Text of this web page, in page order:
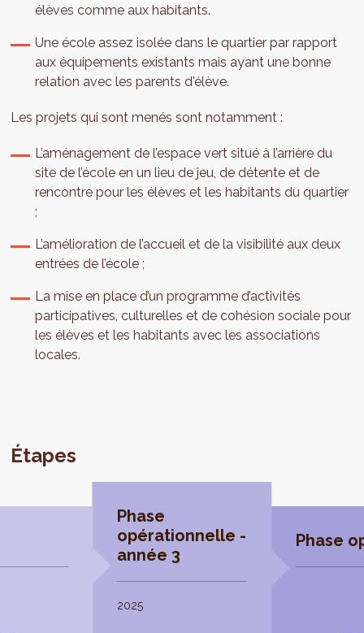
élèves comme aux habitants.
Une école assez isolée dans le quartier par rapport
aux équipements existants mais ayant une bonne
relation avec les parents d'élève.
Les projets qui sont menés sont notamment :
L’aménagement de l’espace vert situé à l’arrière du
site de l’école en un lieu de jeu, de détente et de
rencontre pour les élèves et les habitants du quartier
;
L’amélioration de l’accueil et de la visibilité aux deux
entrées de l’école ;
La mise en place d’un programme d’activités
participatives, culturelles et de cohésion sociale pour
les élèves et les habitants avec les associations
locales.
Étapes
Phase
opérationnelle -
année 3
2025
Phase